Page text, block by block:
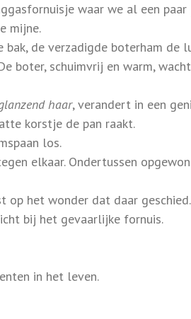
waar we al een paar
mijne.
bak, de verzadigde boterham de
boter, schuimvrij en warm,
haar, verandert in een
korstje de pan raakt.
los.
elkaar. Ondertussen
op het wonder dat daar geschied.
bij het gevaarlijke fornuis.
in het leven.